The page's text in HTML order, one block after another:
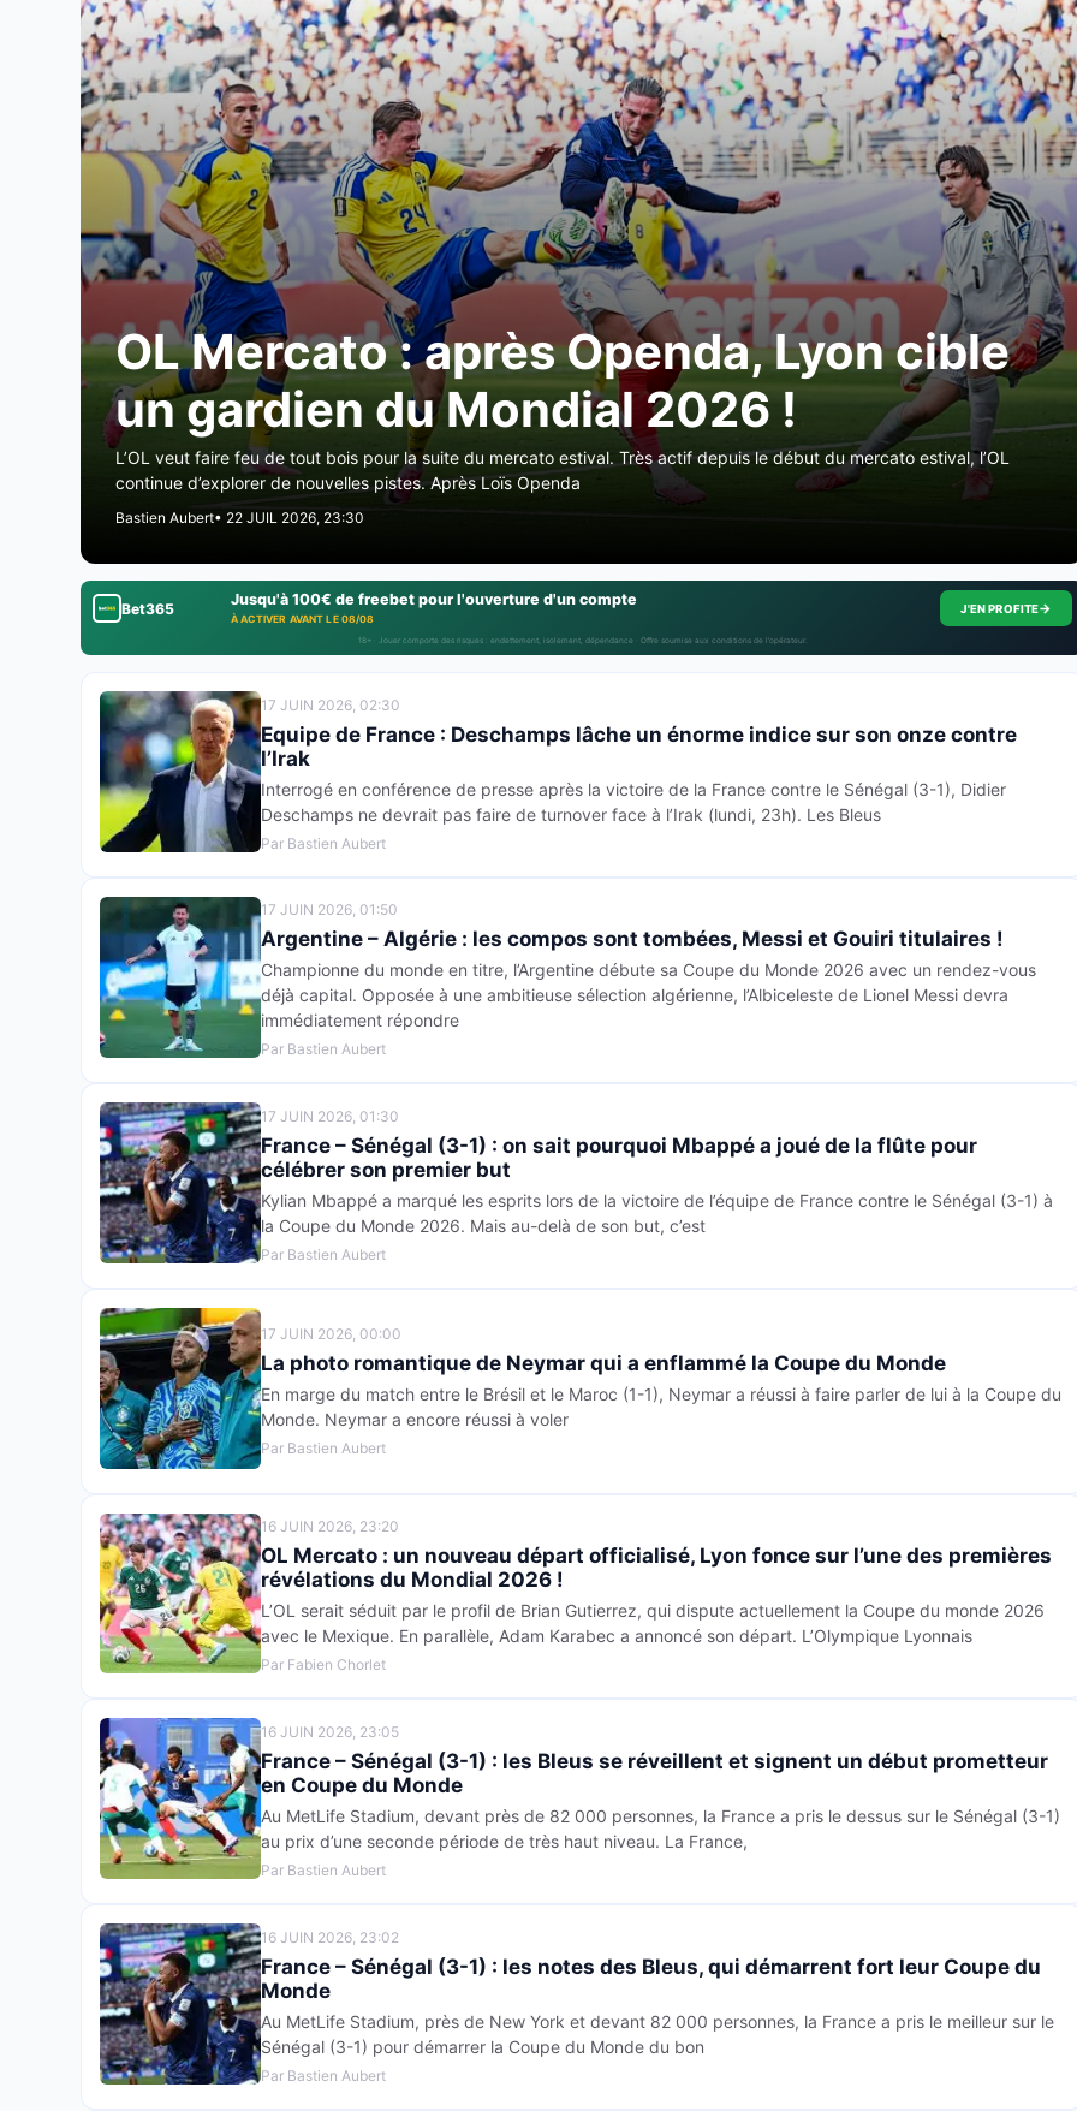
OL Mercato : après Openda, Lyon cible
un gardien du Mondial 2026 !
L’OL veut faire feu de tout bois pour la suite du mercato estival. Très actif depuis le début du mercato estival, l’OL
continue d’explorer de nouvelles pistes. Après Loïs Openda
Bastien Aubert• 22 JUIL 2026, 23:30
Bet365 Jusqu'à 100€ de freebet pour l'ouverture d'un compte
À ACTIVER AVANT LE 08/08
J'EN PROFITE→
18+ · Jouer comporte des risques : endettement, isolement, dépendance · Offre soumise aux conditions de l’opérateur.
17 JUIN 2026, 02:30
Equipe de France : Deschamps lâche un énorme indice sur son onze contre
l’Irak
Interrogé en conférence de presse après la victoire de la France contre le Sénégal (3-1), Didier
Deschamps ne devrait pas faire de turnover face à l’Irak (lundi, 23h). Les Bleus
Par Bastien Aubert
17 JUIN 2026, 01:50
Argentine – Algérie : les compos sont tombées, Messi et Gouiri titulaires !
Championne du monde en titre, l’Argentine débute sa Coupe du Monde 2026 avec un rendez-vous
déjà capital. Opposée à une ambitieuse sélection algérienne, l’Albiceleste de Lionel Messi devra
immédiatement répondre
Par Bastien Aubert
17 JUIN 2026, 01:30
France – Sénégal (3-1) : on sait pourquoi Mbappé a joué de la flûte pour
célébrer son premier but
Kylian Mbappé a marqué les esprits lors de la victoire de l’équipe de France contre le Sénégal (3-1) à
la Coupe du Monde 2026. Mais au-delà de son but, c’est
Par Bastien Aubert
17 JUIN 2026, 00:00
La photo romantique de Neymar qui a enflammé la Coupe du Monde
En marge du match entre le Brésil et le Maroc (1-1), Neymar a réussi à faire parler de lui à la Coupe du
Monde. Neymar a encore réussi à voler
Par Bastien Aubert
16 JUIN 2026, 23:20
OL Mercato : un nouveau départ officialisé, Lyon fonce sur l’une des premières
révélations du Mondial 2026 !
L’OL serait séduit par le profil de Brian Gutierrez, qui dispute actuellement la Coupe du monde 2026
avec le Mexique. En parallèle, Adam Karabec a annoncé son départ. L’Olympique Lyonnais
Par Fabien Chorlet
16 JUIN 2026, 23:05
France – Sénégal (3-1) : les Bleus se réveillent et signent un début prometteur
en Coupe du Monde
Au MetLife Stadium, devant près de 82 000 personnes, la France a pris le dessus sur le Sénégal (3-1)
au prix d’une seconde période de très haut niveau. La France,
Par Bastien Aubert
16 JUIN 2026, 23:02
France – Sénégal (3-1) : les notes des Bleus, qui démarrent fort leur Coupe du
Monde
Au MetLife Stadium, près de New York et devant 82 000 personnes, la France a pris le meilleur sur le
Sénégal (3-1) pour démarrer la Coupe du Monde du bon
Par Bastien Aubert